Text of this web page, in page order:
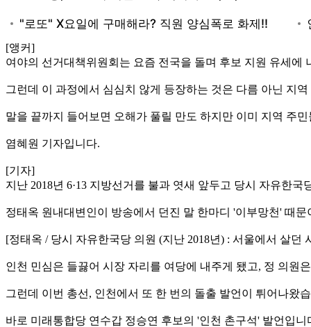
[앵커]
여야의 선거대책위원회는 요즘 전국을 돌며 후보 지원 유세에
그런데 이 과정에서 심심치 않게 등장하는 것은 다름 아닌 지
말을 끝까지 들어보면 오해가 풀릴 만도 하지만 이미 지역 주
염혜원 기자입니다.
[기자]
지난 2018년 6·13 지방선거를 불과 엿새 앞두고 당시 자유한
정태옥 원내대변인이 방송에서 던진 말 한마디 '이부망천' 때문
[정태옥 / 당시 자유한국당 의원 (지난 2018년) : 서울에서 살
인천 민심은 들끓어 시장 자리를 여당에 내주게 됐고, 정 의원
그런데 이번 총선, 인천에서 또 한 번의 돌출 발언이 튀어나왔
바로 미래통합당 연수갑 정승연 후보의 '인천 촌구석' 발언입니